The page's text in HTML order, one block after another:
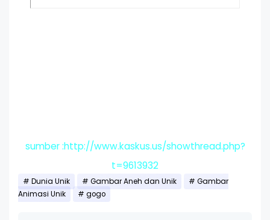
sumber :http://www.kaskus.us/showthread.php?
t=9613932
Dunia Unik Gambar Aneh dan Unik
Gambar
Animasi Unik
gogo